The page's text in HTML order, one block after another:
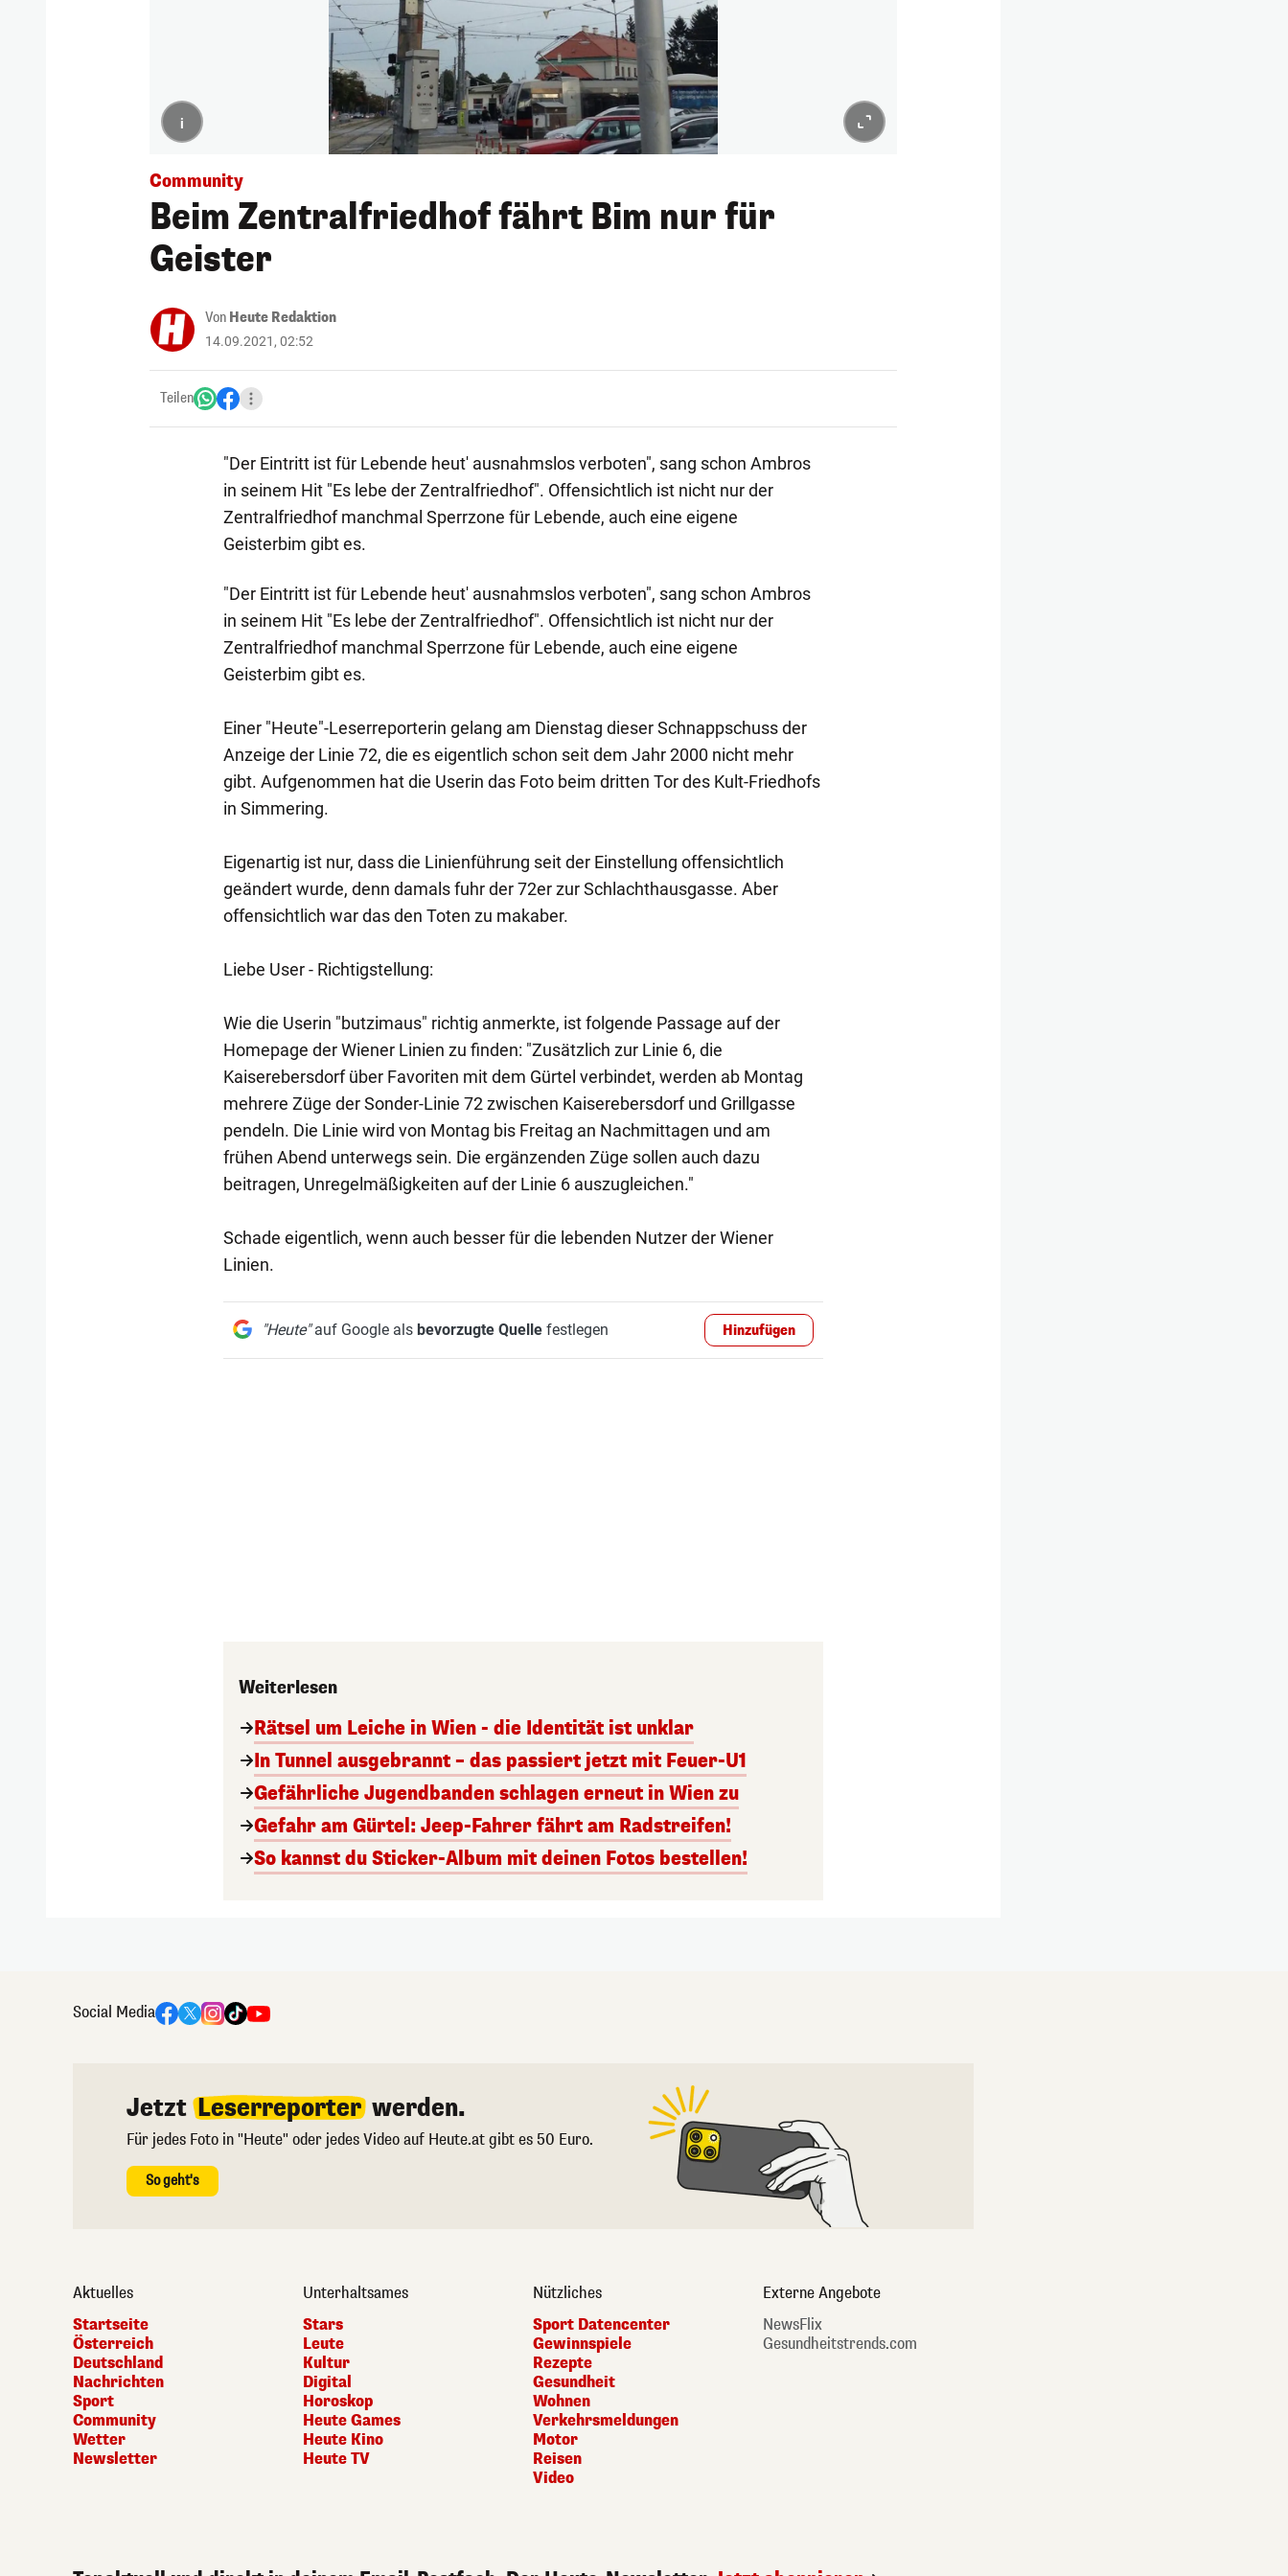
i
Community
Beim Zentralfriedhof fährt Bim nur für
Geister
Von Heute Redaktion
14.09.2021, 02:52
Teilen
"Der Eintritt ist für Lebende heut' ausnahmslos verboten", sang schon Ambros
in seinem Hit "Es lebe der Zentralfriedhof". Offensichtlich ist nicht nur der
Zentralfriedhof manchmal Sperrzone für Lebende, auch eine eigene
Geisterbim gibt es.
"Der Eintritt ist für Lebende heut' ausnahmslos verboten", sang schon Ambros
in seinem Hit "Es lebe der Zentralfriedhof". Offensichtlich ist nicht nur der
Zentralfriedhof manchmal Sperrzone für Lebende, auch eine eigene
Geisterbim gibt es.
Einer "Heute"-Leserreporterin gelang am Dienstag dieser Schnappschuss der
Anzeige der Linie 72, die es eigentlich schon seit dem Jahr 2000 nicht mehr
gibt. Aufgenommen hat die Userin das Foto beim dritten Tor des Kult-Friedhofs
in Simmering.
Eigenartig ist nur, dass die Linienführung seit der Einstellung offensichtlich
geändert wurde, denn damals fuhr der 72er zur Schlachthausgasse. Aber
offensichtlich war das den Toten zu makaber.
Liebe User - Richtigstellung:
Wie die Userin "butzimaus" richtig anmerkte, ist folgende Passage auf der
Homepage der Wiener Linien zu finden: "Zusätzlich zur Linie 6, die
Kaiserebersdorf über Favoriten mit dem Gürtel verbindet, werden ab Montag
mehrere Züge der Sonder-Linie 72 zwischen Kaiserebersdorf und Grillgasse
pendeln. Die Linie wird von Montag bis Freitag an Nachmittagen und am
frühen Abend unterwegs sein. Die ergänzenden Züge sollen auch dazu
beitragen, Unregelmäßigkeiten auf der Linie 6 auszugleichen."
Schade eigentlich, wenn auch besser für die lebenden Nutzer der Wiener
Linien.
"Heute"auf Google als bevorzugte Quellefestlegen Hinzufügen
Weiterlesen
Rätsel um Leiche in Wien - die Identität ist unklar
In Tunnel ausgebrannt – das passiert jetzt mit Feuer-U1
Gefährliche Jugendbanden schlagen erneut in Wien zu
Gefahr am Gürtel: Jeep-Fahrer fährt am Radstreifen!
So kannst du Sticker-Album mit deinen Fotos bestellen!
Social Media
Jetzt Leserreporter werden.
Für jedes Foto in "Heute" oder jedes Video auf Heute.at gibt es 50 Euro.
So geht's
Aktuelles
Startseite
Österreich
Deutschland
Nachrichten
Sport
Community
Wetter
Newsletter
Unterhaltsames
Stars
Leute
Kultur
Digital
Horoskop
Heute Games
Heute Kino
Heute TV
Nützliches
Sport Datencenter
Gewinnspiele
Rezepte
Gesundheit
Wohnen
Verkehrsmeldungen
Motor
Reisen
Video
Externe Angebote
NewsFlix
Gesundheitstrends.com